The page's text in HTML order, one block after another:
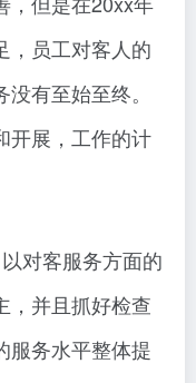
，员工对客人的
有至始至终。
开展，工作的计
对客服务方面的
，并且抓好检查
服务水平整体提